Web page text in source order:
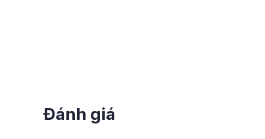
Angela màu nâu socola là gam màu cá tính,
Đánh giá